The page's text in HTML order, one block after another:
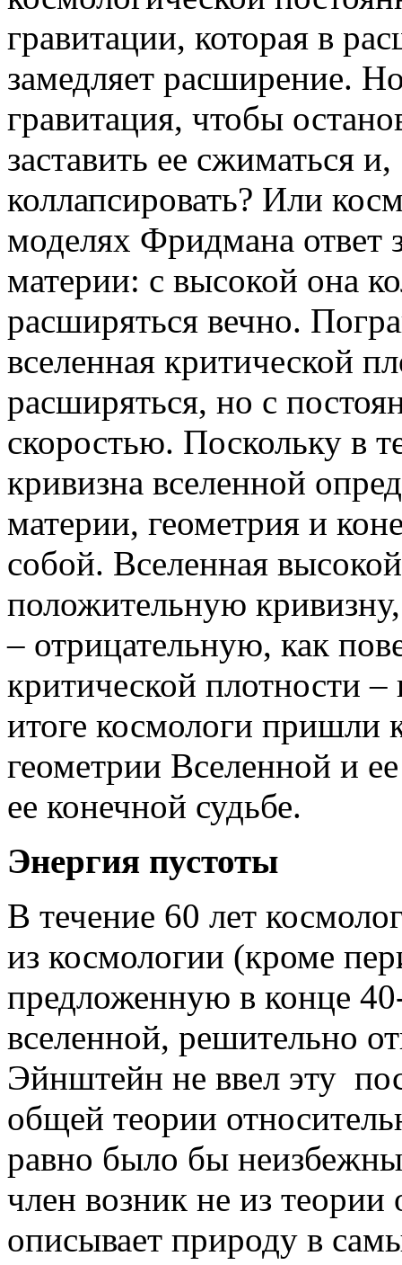
гравитации, которая в
замедляет расширение.
гравитация, чтобы
заставить ее сжиматься
коллапсировать? Или
моделях Фридмана ответ
материи: с высокой она
расширяться вечно.
вселенная критической
расширяться, но с
скоростью. Поскольку в
кривизна вселенной
материи, геометрия и
собой. Вселенная
положительную
– отрицательную, как
критической плотности
итоге космологи пришли
геометрии Вселенной и
ее конечной судьбе.
Энергия пустоты
В течение 60 лет
из космологии (кроме
предложенную в конце
вселенной, решительно
Эйнштейн не ввел эту
общей теории
равно было бы
член возник не из теории
описывает природу в